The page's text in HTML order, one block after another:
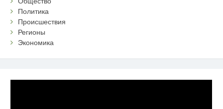
Политика
Происшествия
Регионы
Экономика